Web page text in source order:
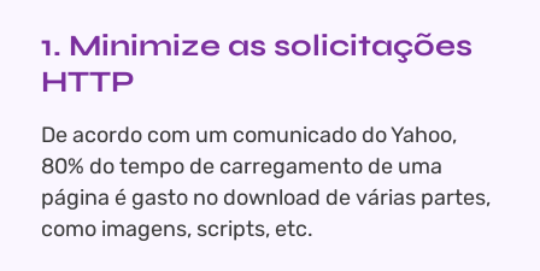
1. Minimize as solicitações
HTTP
De acordo com um comunicado do Yahoo,
80% do tempo de carregamento de uma
página é gasto no download de várias partes,
como imagens, scripts, etc.